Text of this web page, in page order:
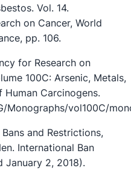
Vol. 14.
on Cancer, World
pp. 106.
for Research on
100C: Arsenic, Metals,
Human Carcinogens.
Monographs/vol100C/
and Restrictions,
International Ban
January 2, 2018).